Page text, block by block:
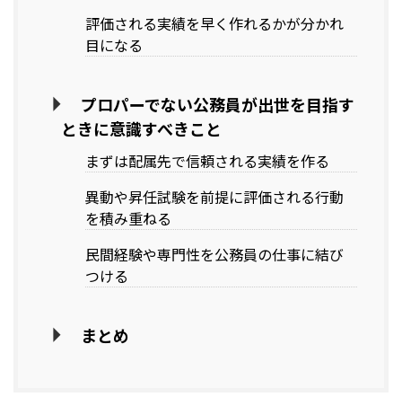
評価される実績を早く作れるかが分かれ
目になる
プロパーでない公務員が出世を目指す
ときに意識すべきこと
まずは配属先で信頼される実績を作る
異動や昇任試験を前提に評価される行動
を積み重ねる
民間経験や専門性を公務員の仕事に結び
つける
まとめ